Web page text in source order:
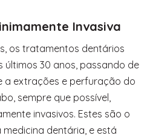
Invasiva
os tratamentos dentários
últimos 30 anos, passando de
a extrações e perfuração do
sempre que possível,
invasivos. Estes são o
dentária, e está